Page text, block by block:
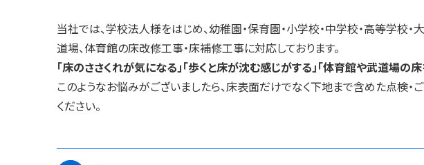
当社では、学校法人様をはじめ、幼稚園・保育園・小学校・中学校・高等学校
道場、体育館の床改修工事・床補修工事に対応しております。
「床のささくれが気になる」「歩くと床が沈む感じがする」「体育館や武道場の
このようなお悩みがございましたら、床表面だけでなく下地まで含めた点検・
ください。